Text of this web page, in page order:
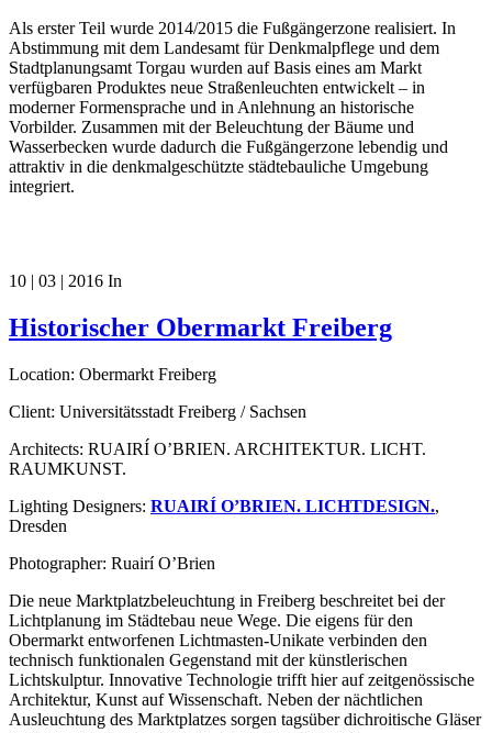
Als erster Teil wurde 2014/2015 die Fußgängerzone realisiert. In
Abstimmung mit dem Landesamt für Denkmalpflege und dem
Stadtplanungsamt Torgau wurden auf Basis eines am Markt
verfügbaren Produktes neue Straßenleuchten entwickelt – in
moderner Formensprache und in Anlehnung an historische
Vorbilder. Zusammen mit der Beleuchtung der Bäume und
Wasserbecken wurde dadurch die Fußgängerzone lebendig und
attraktiv in die denkmalgeschützte städtebauliche Umgebung
integriert.
10 | 03 | 2016 In
Historischer Obermarkt Freiberg
Location: Obermarkt Freiberg
Client: Universitätsstadt Freiberg / Sachsen
Architects: RUAIRÍ O’BRIEN. ARCHITEKTUR. LICHT.
RAUMKUNST.
Lighting Designers: RUAIRÍ O’BRIEN. LICHTDESIGN.,
Dresden
Photographer: Ruairí O’Brien
Die neue Marktplatzbeleuchtung in Freiberg beschreitet bei der
Lichtplanung im Städtebau neue Wege. Die eigens für den
Obermarkt entworfenen Lichtmasten-Unikate verbinden den
technisch funktionalen Gegenstand mit der künstlerischen
Lichtskulptur. Innovative Technologie trifft hier auf zeitgenössische
Architektur, Kunst auf Wissenschaft. Neben der nächtlichen
Ausleuchtung des Marktplatzes sorgen tagsüber dichroitische Gläser